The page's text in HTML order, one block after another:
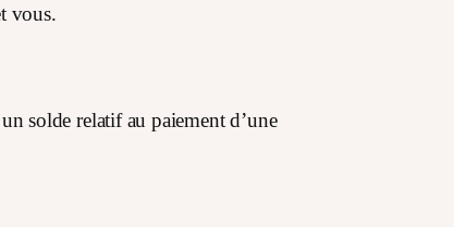
vous.
solde relatif au paiement d’une